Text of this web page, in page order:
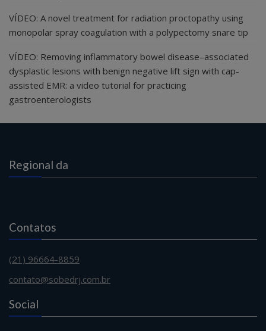
VÍDEO: A novel treatment for radiation proctopathy using
monopolar spray coagulation with a polypectomy snare tip
VÍDEO: Removing inflammatory bowel disease–associated
dysplastic lesions with benign negative lift sign with cap-
assisted EMR: a video tutorial for practicing
gastroenterologists
Regional da
Contatos
(21) 96664-8859
contato@sobedrj.com.br
Social